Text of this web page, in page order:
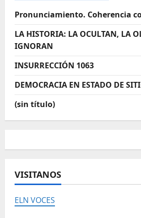
Pronunciamiento. Coherencia
LA HISTORIA: LA OCULTAN, LA
IGNORAN
INSURRECCIÓN 1063
DEMOCRACIA EN ESTADO DE
(sin título)
VISITANOS
ELN VOCES